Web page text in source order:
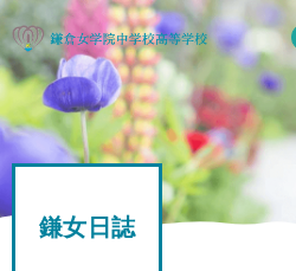
新着情報一覧
受験生の方へ
学校案内
鎌女日誌